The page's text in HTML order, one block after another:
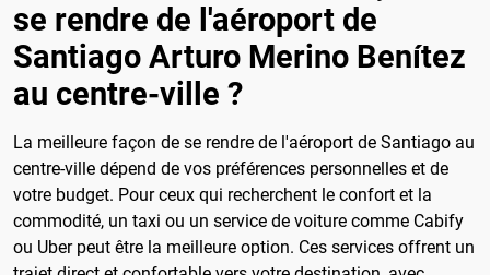
se rendre de l'aéroport de
Santiago Arturo Merino Benítez
au centre-ville ?
La meilleure façon de se rendre de l'aéroport de Santiago au
centre-ville dépend de vos préférences personnelles et de
votre budget. Pour ceux qui recherchent le confort et la
commodité, un taxi ou un service de voiture comme Cabify
ou Uber peut être la meilleure option. Ces services offrent un